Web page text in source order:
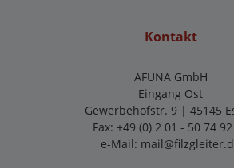
Kontakt
AFUNA GmbH
Eingang Ost
Gewerbehofstr. 9 | 45145
Fax: +49 (0) 2 01 - 50 74
e-Mail: